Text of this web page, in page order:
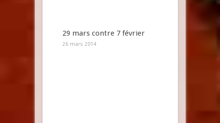
29 mars contre 7 février
26 mars 2014